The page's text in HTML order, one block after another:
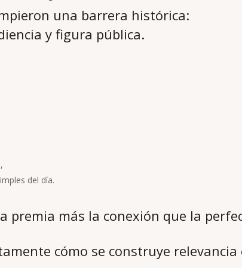
una barrera histórica:
y figura pública.
del día.
premia más la conexión que la
cómo se construye